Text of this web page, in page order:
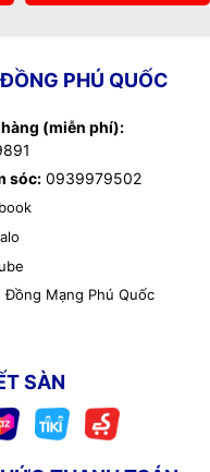
PHÚ QUỐC
(miễn phí):
sóc:0939979502
Đồng Mạng Phú Quốc
SÀN